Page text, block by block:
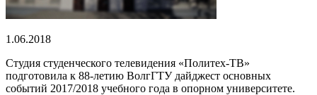
1.06.2018
Студия студенческого телевидения «Политех-ТВ»
подготовила к 88-летию ВолгГТУ дайджест основных
событий 2017/2018 учебного года в опорном университете.